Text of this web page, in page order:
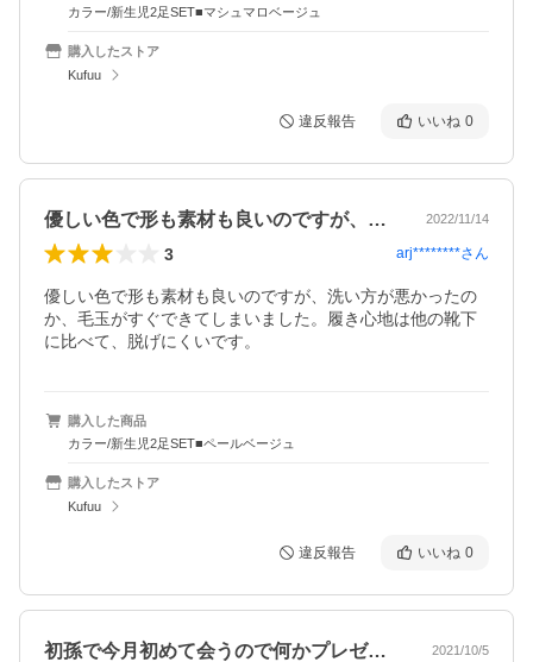
カラー/新生児2足SET■マシュマロベージュ
購入したストア
Kufuu
違反報告 いいね 0
優しい色で形も素材も良いのですが、洗い… 2022/11/14
3 arj********さん
優しい色で形も素材も良いのですが、洗い方が悪かったの
か、毛玉がすぐできてしまいました。履き心地は他の靴下
に比べて、脱げにくいです。
購入した商品
カラー/新生児2足SET■ペールベージュ
購入したストア
Kufuu
違反報告 いいね 0
初孫で今月初めて会うので何かプレゼント… 2021/10/5